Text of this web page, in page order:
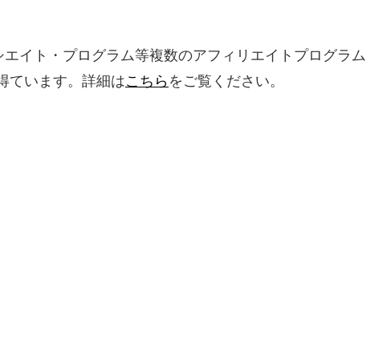
イト・プログラム等複数のアフィリエイトプログラム
ています。詳細はこちら をご覧ください。